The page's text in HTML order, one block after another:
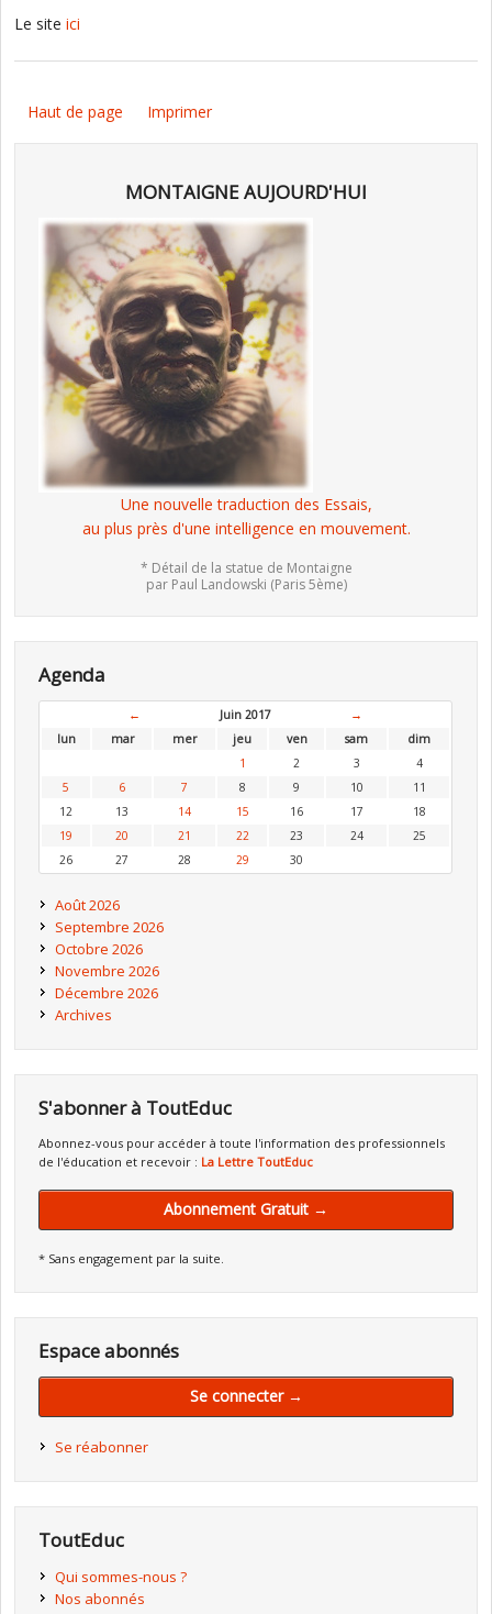
Le site ici
Haut de page Imprimer
MONTAIGNE AUJOURD'HUI
Une nouvelle traduction des Essais,
au plus près d'une intelligence en mouvement.
* Détail de la statue de Montaigne
par Paul Landowski (Paris 5ème)
Agenda
← Juin 2017
→
lun
mar mer jeu ven sam
dim
1
2 3
4
5
6 7 8 9 10
11
12
13 14 15 16 17
18
19
20 21 22 23 24
25
26
27 28 29 30
Août 2026
Septembre 2026
Octobre 2026
Novembre 2026
Décembre 2026
Archives
S'abonner à ToutEduc
Abonnez-vous pour accéder à toute l'information des professionnels
de l'éducation et recevoir : La Lettre ToutEduc
Abonnement Gratuit →
* Sans engagement par la suite.
Espace abonnés
Se connecter →
Se réabonner
ToutEduc
Qui sommes-nous ?
Nos abonnés